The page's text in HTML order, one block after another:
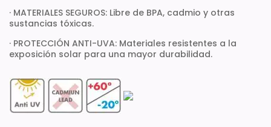
· MATERIALES SEGUROS: Libre de BPA, cadmio y otras
sustancias tóxicas.
· PROTECCIÓN ANTI-UVA: Materiales resistentes a la
exposición solar para una mayor durabilidad.